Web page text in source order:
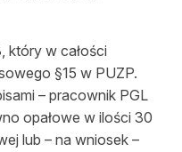
który w całości
§15 w PUZP.
– pracownik PGL
opałowe w ilości 30
lub – na wniosek –